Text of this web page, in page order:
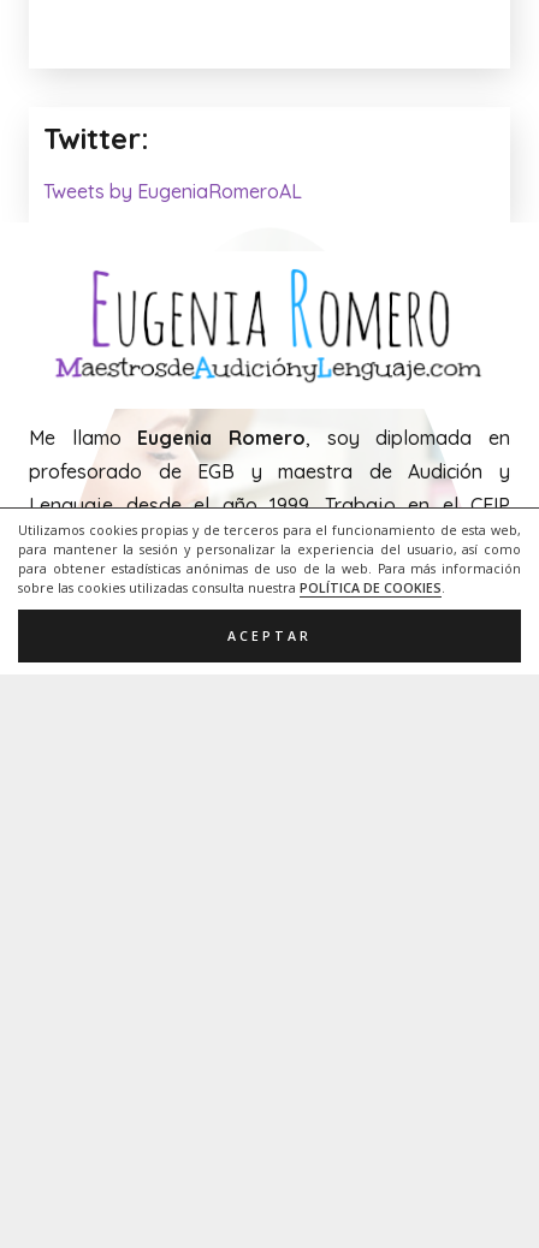
Utilizamos cookies propias y de terceros para el funcionamiento de esta web,
para mantener la sesión y personalizar la experiencia del usuario, así como
para obtener estadísticas anónimas de uso de la web. Para más información
sobre las cookies utilizadas consulta nuestra POLÍTICA DE COOKIES.
ACEPTAR
Twitter:
Tweets by EugeniaRomeroAL
Me llamo Eugenia Romero, soy diplomada en
profesorado de EGB y maestra de Audición y
Lenguaje desde el año 1999. Trabajo en el CEIP
Camilo José Cela de Palma de Mallorca, un colegio
preferente de alumnado motórico.